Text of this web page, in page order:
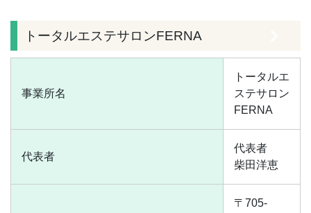
トータルエステサロンFERNA
事業所名
トータルエ
ステサロン
FERNA
代表者
代表者
柴田洋恵
〒705-